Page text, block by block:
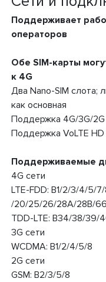
Поддерживает
операторов
Обе SIM-карты
к 4G
Два Nano-SIM слота;
как основная
Поддержка 4G/3G/2G
Поддержка VoLTE HD
Поддерживаемые
4G сети
LTE-FDD: B1/2/3/4/5/7/
/20/25/26/28A/28B/66
TDD-LTE: B34/38/39/
3G сети
WCDMA: B1/2/4/5/8
2G сети
GSM: B2/3/5/8